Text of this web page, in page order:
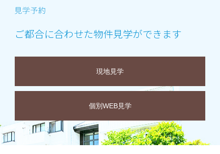
ご都合に合わせた物件見学ができます
現地見学
個別WEB見学